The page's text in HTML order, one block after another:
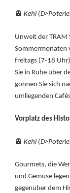
🚊 Kehl
Unweit der TRAM
Sommermonaten
freitags (7-18
Sie in Ruhe über
gönnen Sie sich
umliegenden
Vorplatz des
🚊 Kehl
Gourmets, die
und Gemüse
gegenüber dem